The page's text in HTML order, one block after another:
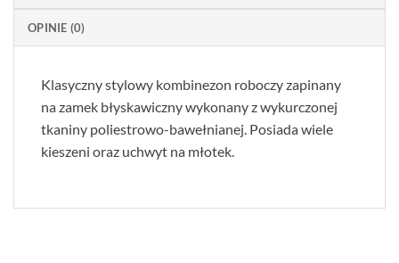
OPINIE (0)
Klasyczny stylowy kombinezon roboczy zapinany
na zamek błyskawiczny wykonany z wykurczonej
tkaniny poliestrowo-bawełnianej. Posiada wiele
kieszeni oraz uchwyt na młotek.